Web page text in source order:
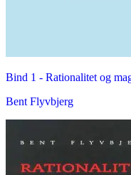
Bind 1 - Rationalitet og
Bent Flyvbjerg